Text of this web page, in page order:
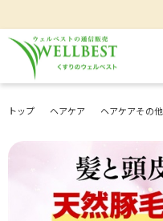
トップ ヘアケア ヘアケアその他